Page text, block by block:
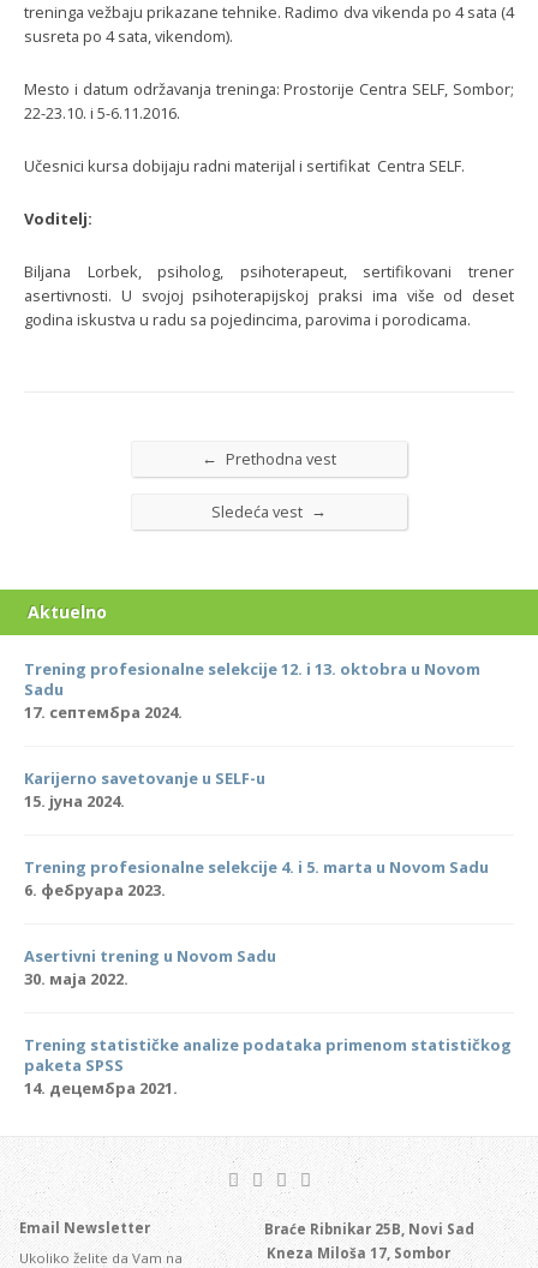
treninga vežbaju prikazane tehnike. Radimo dva vikenda po 4 sata (4
susreta po 4 sata, vikendom).
Mesto i datum održavanja treninga: Prostorije Centra SELF, Sombor;
22-23.10. i 5-6.11.2016.
Učesnici kursa dobijaju radni materijal i sertifikat Centra SELF.
Voditelj:
Biljana Lorbek, psiholog, psihoterapeut, sertifikovani trener
asertivnosti. U svojoj psihoterapijskoj praksi ima više od deset
godina iskustva u radu sa pojedincima, parovima i porodicama.
← Prethodna vest
Sledeća vest →
Aktuelno
Trening profesionalne selekcije 12. i 13. oktobra u Novom
Sadu
17. септембра 2024.
Karijerno savetovanje u SELF-u
15. јуна 2024.
Trening profesionalne selekcije 4. i 5. marta u Novom Sadu
6. фебруара 2023.
Asertivni trening u Novom Sadu
30. маја 2022.
Trening statističke analize podataka primenom statističkog
paketa SPSS
14. децембра 2021.
Email Newsletter
Ukoliko želite da Vam na
Braće Ribnikar 25B, Novi Sad
Kneza Miloša 17, Sombor